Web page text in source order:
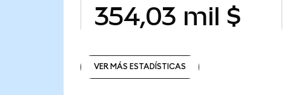
354,03 mil $
VER MÁS ESTADÍSTICAS